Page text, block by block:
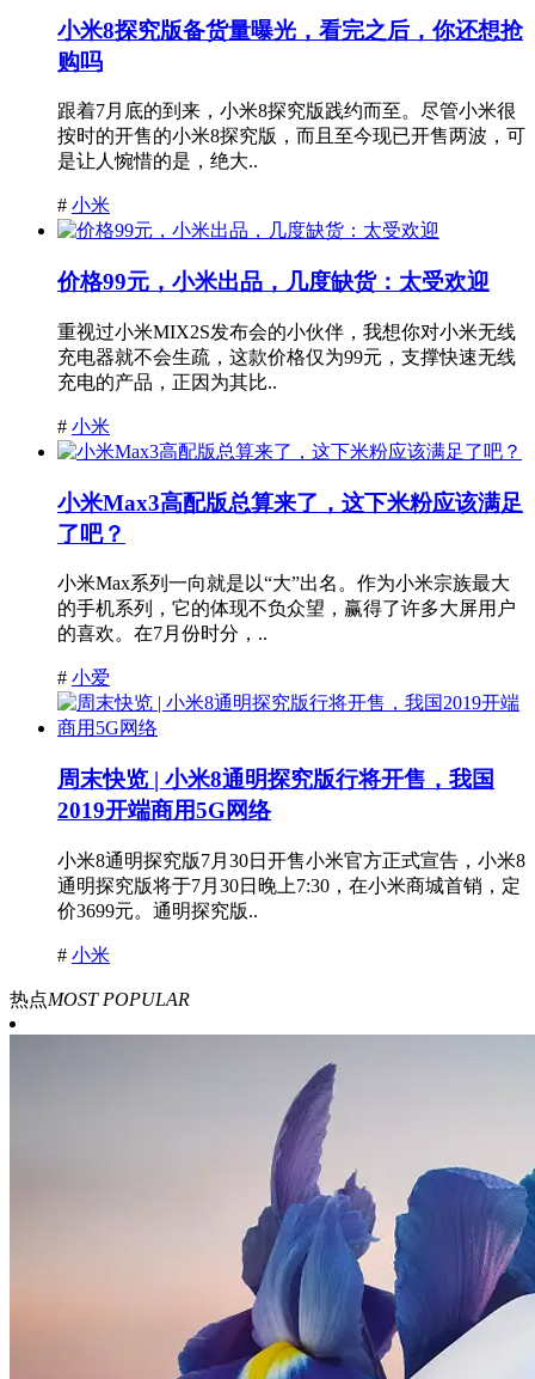
小米8探究版备货量曝光，看完之后，你还想抢
购吗
跟着7月底的到来，小米8探究版践约而至。尽管小米很
按时的开售的小米8探究版，而且至今现已开售两波，可
是让人惋惜的是，绝大..
# 小米
价格99元，小米出品，几度缺货：太受欢迎
重视过小米MIX2S发布会的小伙伴，我想你对小米无线
充电器就不会生疏，这款价格仅为99元，支撑快速无线
充电的产品，正因为其比..
# 小米
小米Max3高配版总算来了，这下米粉应该满足
了吧？
小米Max系列一向就是以“大”出名。作为小米宗族最大
的手机系列，它的体现不负众望，赢得了许多大屏用户
的喜欢。在7月份时分，..
# 小爱
周末快览 | 小米8通明探究版行将开售，我国
2019开端商用5G网络
小米8通明探究版7月30日开售小米官方正式宣告，小米8
通明探究版将于7月30日晚上7:30，在小米商城首销，定
价3699元。通明探究版..
# 小米
热点MOST POPULAR